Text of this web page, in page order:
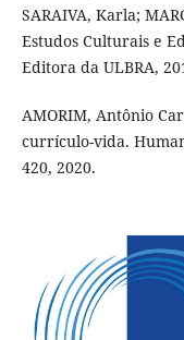
SARAIVA, Karla;
Estudos Culturais e
Editora da ULBRA,
AMORIM, Antônio
currículo-vida.
420, 2020.